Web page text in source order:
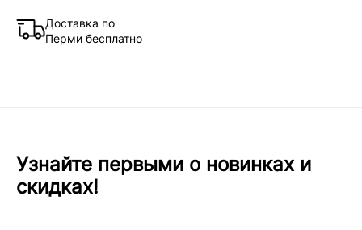
Доставка по
Перми бесплатно
Узнайте первыми о новинках и
скидках!